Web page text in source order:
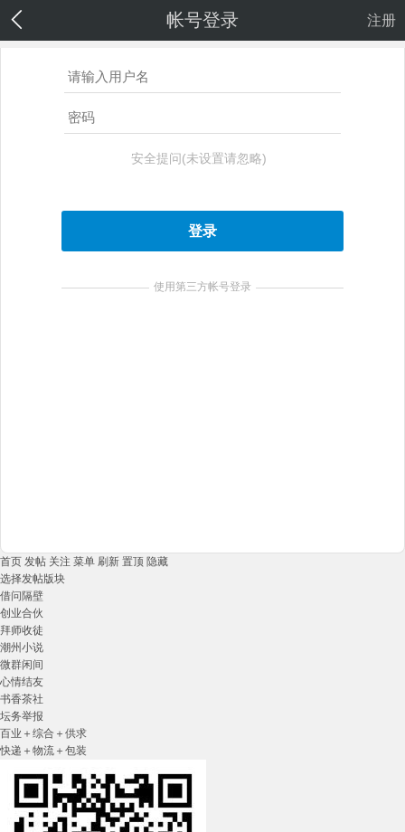
帐号登录 注册
安全提问(未设置请忽略)
登录
使用第三方帐号登录
首页 发帖 关注 菜单 刷新 置顶 隐藏
选择发帖版块
借问隔壁
创业合伙
拜师收徒
潮州小说
微群闲间
心情结友
书香茶社
坛务举报
百业＋综合＋供求
快递＋物流＋包装